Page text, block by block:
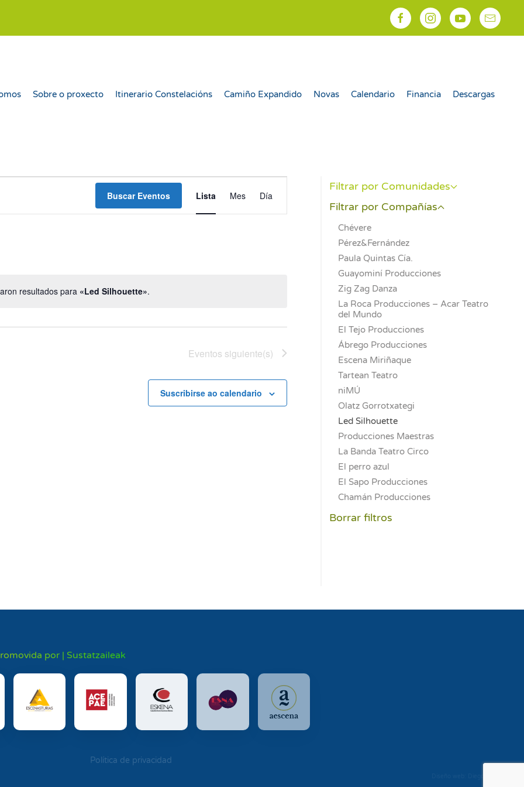
Sobre o proxecto Itinerario Constelacións Camiño Expandido Novas Calendario Financia Descargas
Notice
resultados para «Led Silhouette».
Buscar Eventos Lista Mes Día
Eventos siguiente(s)
Suscribirse ao calendario
Filtrar por Comunidades
Filtrar por Compañías
Chévere
Pérez&Fernández
Paula Quintas Cía.
Guayominí Producciones
Zig Zag Danza
La Roca Producciones – Acar Teatro
del Mundo
El Tejo Producciones
Ábrego Producciones
Escena Miriñaque
Tartean Teatro
niMÚ
Olatz Gorrotxategi
Led Silhouette
Producciones Maestras
La Banda Teatro Circo
El perro azul
El Sapo Producciones
Chamán Producciones
Borrar filtros
por | Sustatzaileak
Política de privacidad